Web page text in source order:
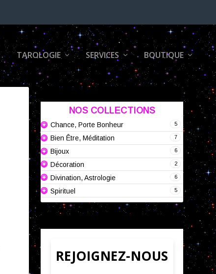
TAROLOGIE SERVICES BOUTIQUE
NOS COLLECTIONS
5
Chance, Porte Bonheur
7
Bien Être, Méditation
6
Bijoux
2
Décoration
6
Divination, Astrologie
5
Spirituel
REJOIGNEZ-NOUS